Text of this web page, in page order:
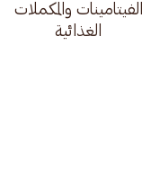
الفيتامينات والمكملات
الغذائية